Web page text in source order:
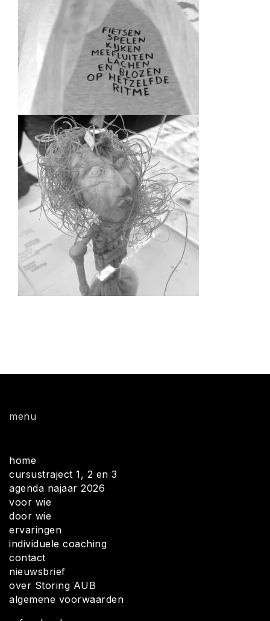
menu
home
cursustraject 1, 2 en 3
agenda najaar 2026
voor wie
door wie
ervaringen
individuele coaching
contact
nieuwsbrief
over Storing AUB
algemene voorwaarden